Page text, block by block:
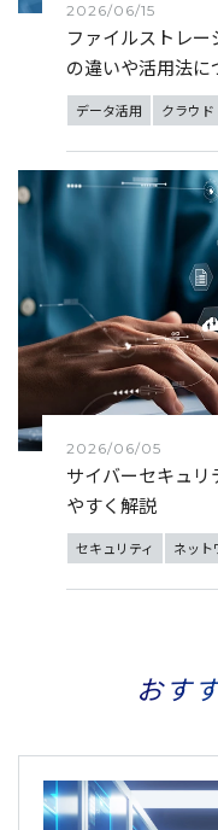
2026/06/15
ファイルストレ
の違いや活用法に
データ活用 クラウド
2026/06/05
サイバーセキュリ
やすく解説
セキュリティ ネット
おす